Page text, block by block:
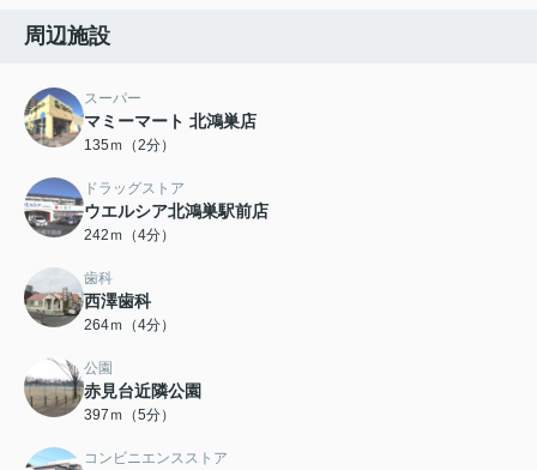
周辺施設
スーパー
マミーマート 北鴻巣店
135ｍ（2分）
ドラッグストア
ウエルシア北鴻巣駅前店
242ｍ（4分）
歯科
西澤歯科
264ｍ（4分）
公園
赤見台近隣公園
397ｍ（5分）
コンビニエンスストア